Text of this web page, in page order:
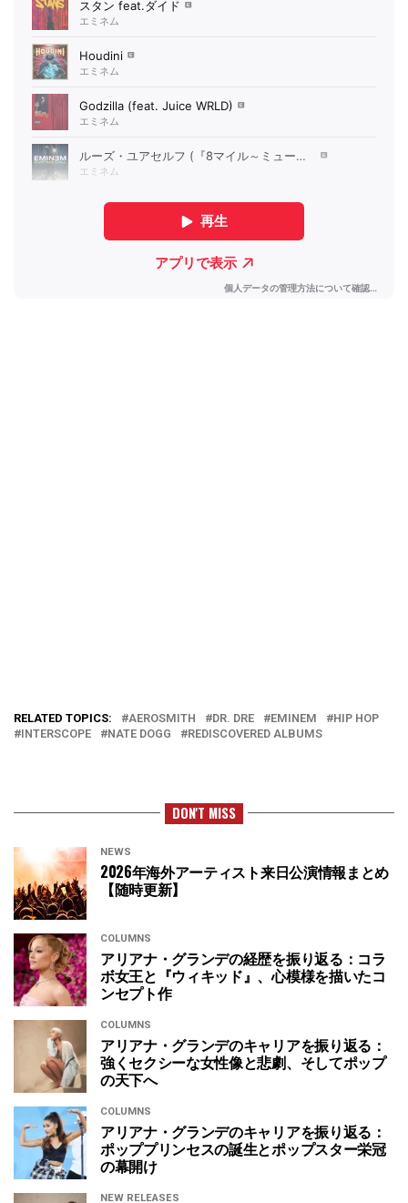
RELATED TOPICS: AEROSMITH DR. DRE EMINEM
HIP HOP
INTERSCOPE
NATE DOGG REDISCOVERED ALBUMS
DON'T MISS
NEWS
2026年海外アーティスト来日公演情報まとめ
【随時更新】
COLUMNS
アリアナ・グランデの経歴を振り返る：コラ
ボ女王と『ウィキッド』、心模様を描いたコ
ンセプト作
COLUMNS
アリアナ・グランデのキャリアを振り返る：
強くセクシーな女性像と悲劇、そしてポップ
の天下へ
COLUMNS
アリアナ・グランデのキャリアを振り返る：
ポッププリンセスの誕生とポップスター栄冠
の幕開け
NEW RELEASES